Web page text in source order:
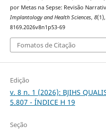
por Metas na Sepse: Revisão
Implantology and Health Sciences, 8
8169.2026v8n1p53-69
Fomatos de Citação
Edição
v. 8 n. 1 (2026): BJIHS
5.807 - ÍNDICE H 19
Seção